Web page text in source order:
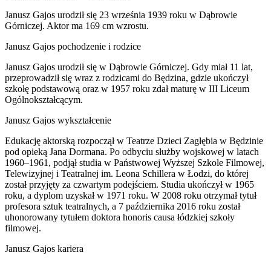
Janusz Gajos urodził się 23 września 1939 roku w Dąbrowie
Górniczej. Aktor ma 169 cm wzrostu.
Janusz Gajos pochodzenie i rodzice
Janusz Gajos urodził się w Dąbrowie Górniczej. Gdy miał 11 lat,
przeprowadził się wraz z rodzicami do Będzina, gdzie ukończył
szkołę podstawową oraz w 1957 roku zdał maturę w III Liceum
Ogólnokształcącym.
Janusz Gajos wykształcenie
Edukację aktorską rozpoczął w Teatrze Dzieci Zagłębia w Będzinie
pod opieką Jana Dormana. Po odbyciu służby wojskowej w latach
1960–1961, podjął studia w Państwowej Wyższej Szkole Filmowej,
Telewizyjnej i Teatralnej im. Leona Schillera w Łodzi, do której
został przyjęty za czwartym podejściem. Studia ukończył w 1965
roku, a dyplom uzyskał w 1971 roku. W 2008 roku otrzymał tytuł
profesora sztuk teatralnych, a 7 października 2016 roku został
uhonorowany tytułem doktora honoris causa łódzkiej szkoły
filmowej.
Janusz Gajos kariera